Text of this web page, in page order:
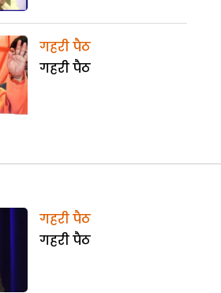
गहरी पैठ
गहरी पैठ
गहरी पैठ
गहरी पैठ